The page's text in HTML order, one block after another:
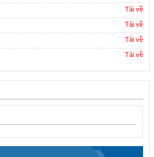
Tải về
Tải về
Tải về
Tải về